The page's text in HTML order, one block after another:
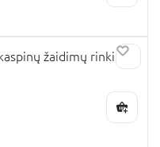
žaidimų rinkinys,